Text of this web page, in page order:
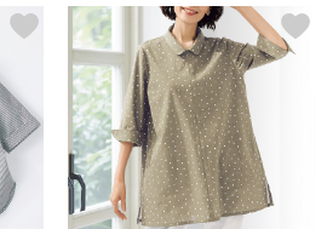
ベスト
その他
ボトムス